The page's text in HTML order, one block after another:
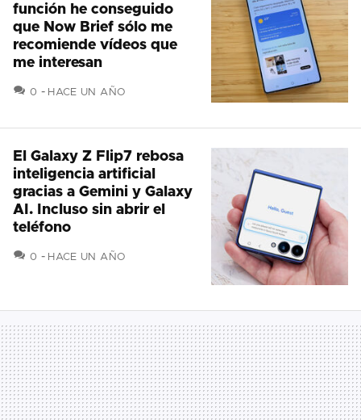
función he conseguido
que Now Brief sólo me
recomiende vídeos que
me interesan
0 COMENTARIOS
HACE UN AÑO
El Galaxy Z Flip7 rebosa
inteligencia artificial
gracias a Gemini y Galaxy
AI. Incluso sin abrir el
teléfono
0 COMENTARIOS
HACE UN AÑO